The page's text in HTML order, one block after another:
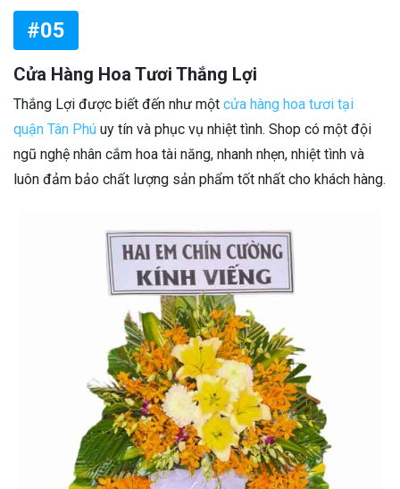
#05
Cửa Hàng Hoa Tươi Thắng Lợi
Thắng Lợi được biết đến như một cửa hàng hoa tươi tại
quận Tân Phú uy tín và phục vụ nhiệt tình. Shop có một đội
ngũ nghệ nhân cắm hoa tài năng, nhanh nhẹn, nhiệt tình và
luôn đảm bảo chất lượng sản phẩm tốt nhất cho khách hàng.